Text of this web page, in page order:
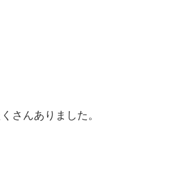
さんありました。